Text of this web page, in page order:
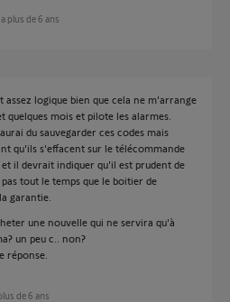
a plus de 6 ans
logique bien que cela ne m'arrange
quelques mois et pilote les alarmes.
du sauvegarder ces codes mais
qu'ils s'effacent sur le télécommande
il devrait indiquer qu'il est prudent de
tout le temps que le boitier de
garantie.
une nouvelle qui ne servira qu'à
un peu c.. non?
réponse.
de 6 ans